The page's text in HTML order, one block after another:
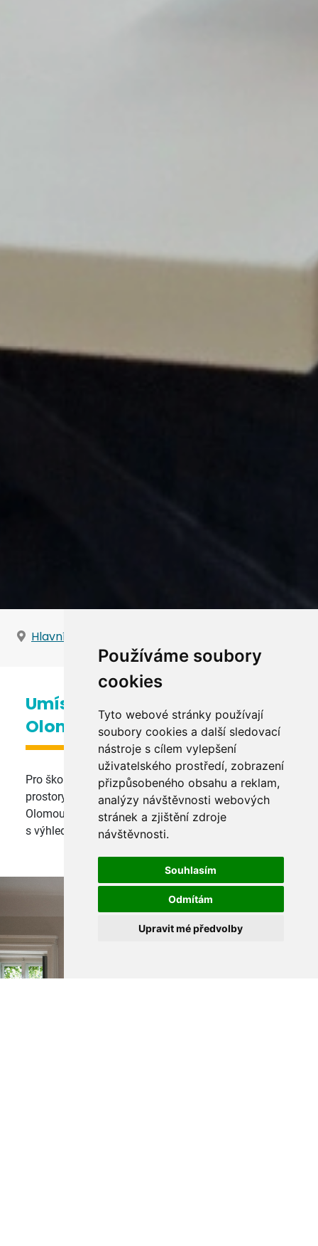
Používáme soubory
cookies
Tyto webové stránky používají
soubory cookies a další sledovací
nástroje s cílem vylepšení
uživatelského prostředí, zobrazení
přizpůsobeného obsahu a reklam,
analýzy návštěvnosti webových
stránek a zjištění zdroje
návštěvnosti.
Souhlasím
Odmítám
Upravit mé předvolby
Hlavní strana
Umístění v historickém centru
Olomouce
Pro školení využíváme dvě hlavní učebny. Školící
prostory se nachází přímo v historickém centru
Olomouce. Budova je postavená na hradbách města
s výhledem do Bezručových sadů.